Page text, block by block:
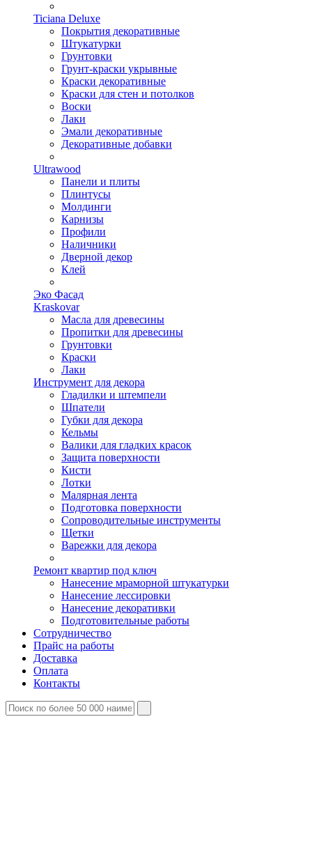
Ticiana Deluxe
Покрытия декоративные
Штукатурки
Грунтовки
Грунт-краски укрывные
Краски декоративные
Краски для стен и потолков
Воски
Лаки
Эмали декоративные
Декоративные добавки
Ultrawood
Панели и плиты
Плинтусы
Молдинги
Карнизы
Профили
Наличники
Дверной декор
Клей
Эко Фасад
Kraskovar
Масла для древесины
Пропитки для древесины
Грунтовки
Краски
Лаки
Инструмент для декора
Гладилки и штемпели
Шпатели
Губки для декора
Кельмы
Валики для гладких красок
Защита поверхности
Кисти
Лотки
Малярная лента
Подготовка поверхности
Сопроводительные инструменты
Щетки
Варежки для декора
Ремонт квартир под ключ
Нанесение мраморной штукатурки
Нанесение лессировки
Нанесение декоративки
Подготовительные работы
Сотрудничество
Прайс на работы
Доставка
Оплата
Контакты